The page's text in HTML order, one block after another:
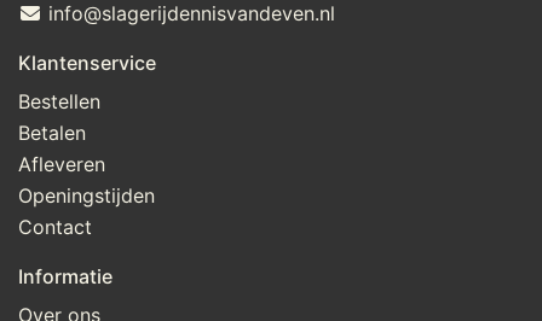
info@slagerijdennisvandeven.nl
Klantenservice
Bestellen
Betalen
Afleveren
Openingstijden
Contact
Informatie
Over ons